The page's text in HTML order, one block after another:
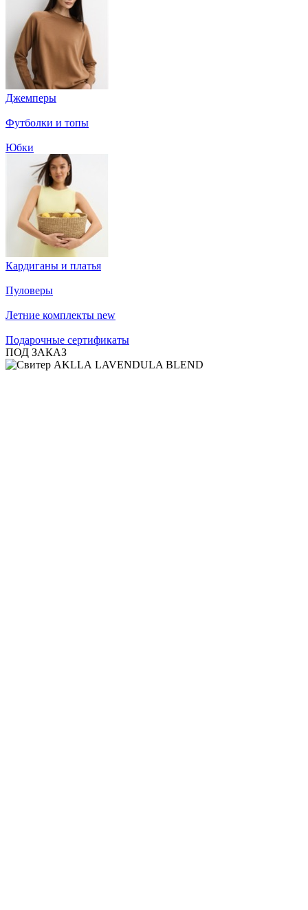
Джемперы
Футболки и топы
Юбки
Кардиганы и платья
Пуловеры
Летние комплекты new
Подарочные сертификаты
ПОД ЗАКАЗ